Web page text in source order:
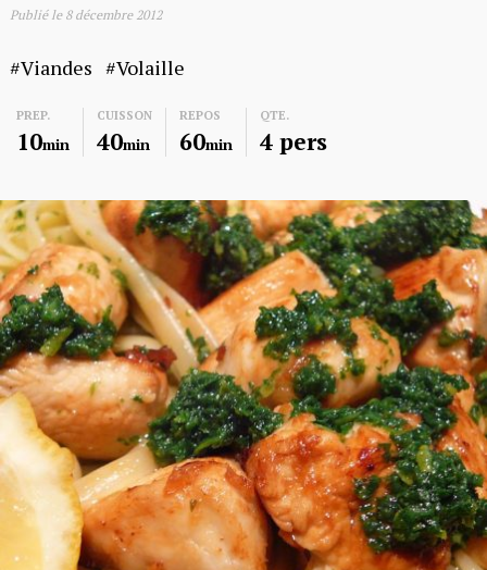
Publié le 8 décembre 2012
Viandes Volaille
PREP.
10min
CUISSON
40min
REPOS
60min
QTE.
4 pers